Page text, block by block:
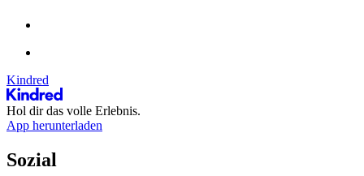
Kindred
Hol dir das volle Erlebnis.
App herunterladen
Sozial